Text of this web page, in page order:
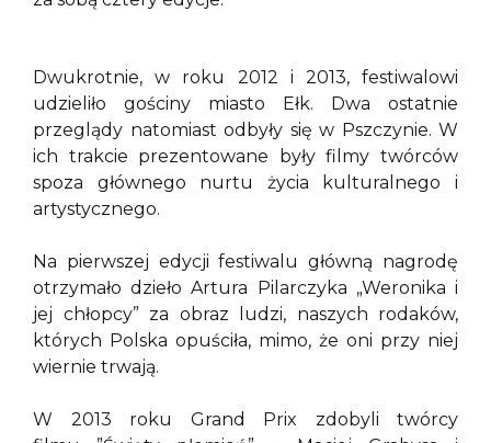
Dwukrotnie, w roku 2012 i 2013, festiwalowi
udzieliło gościny miasto Ełk. Dwa ostatnie
przeglądy natomiast odbyły się w Pszczynie. W
ich trakcie prezentowane były filmy twórców
spoza głównego nurtu życia kulturalnego i
artystycznego.
Na pierwszej edycji festiwalu główną nagrodę
otrzymało dzieło Artura Pilarczyka „Weronika i
jej chłopcy” za obraz ludzi, naszych rodaków,
których Polska opuściła, mimo, że oni przy niej
wiernie trwają.
W 2013 roku Grand Prix zdobyli twórcy